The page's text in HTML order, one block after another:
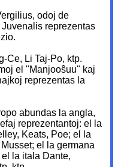
odoj de
reprezentas
Ce, Li Taj-Po, ktp.
el "Manjooŝuu" kaj
reprezentas la
abundas la angla,
reprezentantoj: el la
Keats, Poe; el la
el la germana
la itala Dante,